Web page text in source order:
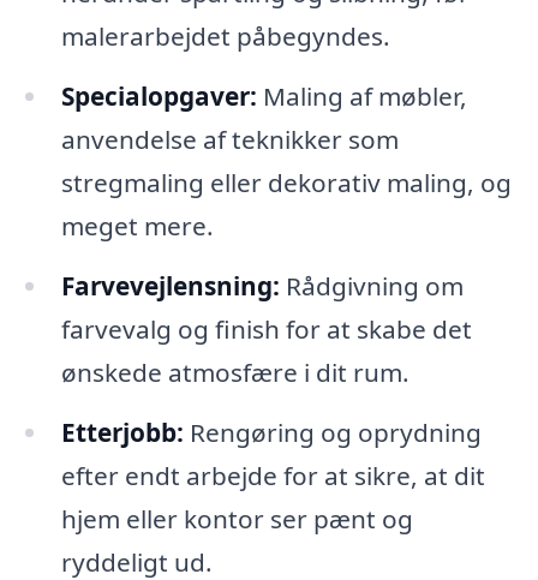
malerarbejdet påbegyndes.
Specialopgaver: Maling af møbler,
anvendelse af teknikker som
stregmaling eller dekorativ maling, og
meget mere.
Farvevejlensning: Rådgivning om
farvevalg og finish for at skabe det
ønskede atmosfære i dit rum.
Etterjobb: Rengøring og oprydning
efter endt arbejde for at sikre, at dit
hjem eller kontor ser pænt og
ryddeligt ud.